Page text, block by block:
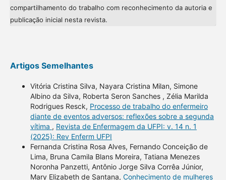
compartilhamento do trabalho com reconhecimento da autoria e
publicação inicial nesta revista.
Artigos Semelhantes
Vitória Cristina Silva, Nayara Cristina Milan, Simone
Albino da Silva, Roberta Seron Sanches , Zélia Marilda
Rodrigues Resck, Processo de trabalho do enfermeiro
diante de eventos adversos: reflexões sobre a segunda
vítima , Revista de Enfermagem da UFPI: v. 14 n. 1
(2025): Rev Enferm UFPI
Fernanda Cristina Rosa Alves, Fernando Conceição de
Lima, Bruna Camila Blans Moreira, Tatiana Menezes
Noronha Panzetti, Antônio Jorge Silva Corrêa Júnior,
Mary Elizabeth de Santana, Conhecimento de mulheres